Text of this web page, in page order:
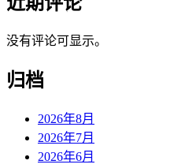
没有评论可显示。
归档
2026年8月
2026年7月
2026年6月